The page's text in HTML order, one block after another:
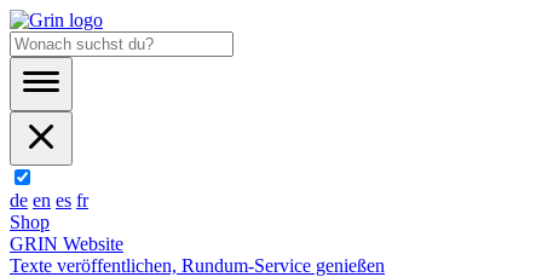
de en es fr
Shop
GRIN Website
Texte veröffentlichen, Rundum-Service genießen